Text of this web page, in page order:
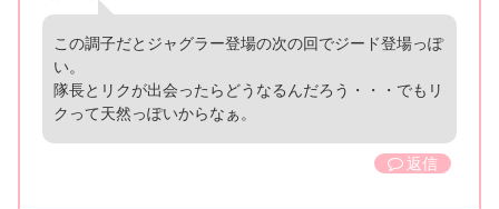
この調子だとジャグラー登場の次の回でジード登場っぽ
い。
隊長とリクが出会ったらどうなるんだろう・・・でもリ
クって天然っぽいからなぁ。
返信